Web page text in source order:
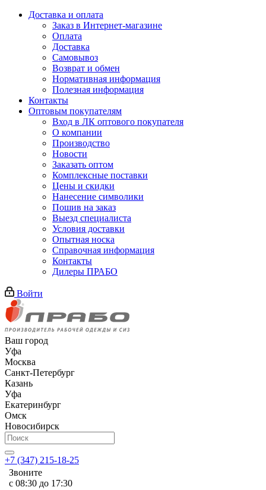
Доставка и оплата
Заказ в Интернет-магазине
Оплата
Доставка
Самовывоз
Возврат и обмен
Нормативная информация
Полезная информация
Контакты
Оптовым покупателям
Вход в ЛК оптового покупателя
О компании
Производство
Новости
Заказать оптом
Комплексные поставки
Цены и скидки
Нанесение символики
Пошив на заказ
Выезд специалиста
Условия доставки
Опытная носка
Справочная информация
Контакты
Дилеры ПРАБО
Войти
Ваш город
Уфа
Москва
Санкт-Петербург
Казань
Уфа
Екатеринбург
Омск
Новосибирск
+7 (347) 215-18-25
Звоните
с 08:30 до 17:30